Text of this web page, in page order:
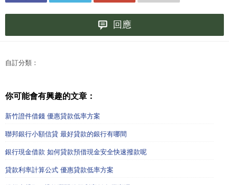
回應
自訂分類：
你可能會有興趣的文章：
新竹證件借錢 優惠貸款低率方案
聯邦銀行小額信貸 最好貸款的銀行有哪間
銀行現金借款 如何貸款預借現金安全快速撥款呢
貸款利率計算公式 優惠貸款低率方案